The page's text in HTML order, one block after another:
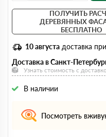
ПОЛУЧИТЬ
ДЕРЕВЯННЫХ
БЕСПЛАТНО
10 августа доставка
Доставка в Санкт-
Узнать стоимость с
В наличии
Посмотреть